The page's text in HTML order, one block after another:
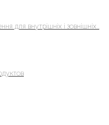
для внутрішніх і зовнішніх...